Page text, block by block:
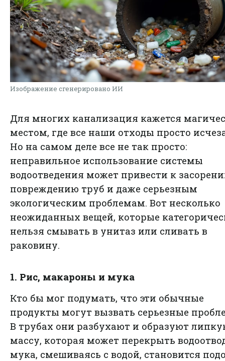
Изображение сгенерировано ИИ
Для многих канализация кажется
местом, где все наши отходы просто
Но на самом деле все не так просто:
неправильное использование системы
водоотведения может привести к
повреждению труб и даже серьезным
экологическим проблемам. Вот несколько
неожиданных вещей, которые
нельзя смывать в унитаз или сливать в
раковину.
1. Рис, макароны и мука
Кто бы мог подумать, что эти обычные
продукты могут вызвать серьезные
В трубах они разбухают и образуют
массу, которая может перекрыть
мука, смешиваясь с водой, становится